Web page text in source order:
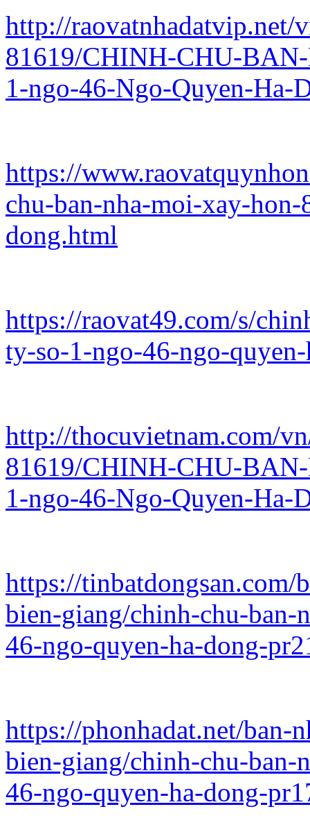
http://raovatnhadatvip.net/
81619/CHINH-CHU-
1-ngo-46-Ngo-Quyen-Ha-
https://
chu-ban-nha-moi-xay-
dong.html
https://raovat49.com/s/
ty-so-1-ngo-46-ngo-
http://thocuvietnam.com/
81619/CHINH-CHU-
1-ngo-46-Ngo-Quyen-Ha-
https://tinbatdongsan.com/
bien-giang/chinh-chu-
46-ngo-quyen-ha-dong-
https://phonhadat.net/ban-
bien-giang/chinh-chu-
46-ngo-quyen-ha-dong-